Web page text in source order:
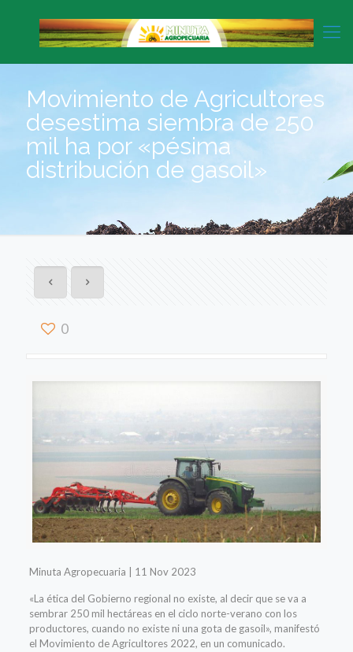
Movimiento de Agricultores
desestima siembra de 250
mil ha por «pésima
distribución de gasoil»
0
Minuta Agropecuaria | 11 Nov 2023
«La ética del Gobierno regional no existe, al decir que se va a
sembrar 250 mil hectáreas en el ciclo norte-verano con los
productores, cuando no existe ni una gota de gasoil», manifestó
el Movimiento de Agricultores 2022, en un comunicado.